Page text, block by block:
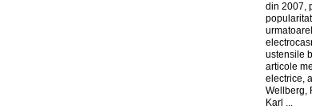
din 2007,
ustensile
articole
electrice,
Wellberg,
Karl ...